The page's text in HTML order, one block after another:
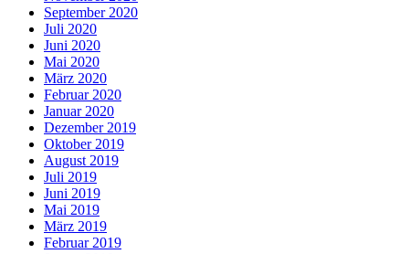
September 2020
Juli 2020
Juni 2020
Mai 2020
März 2020
Februar 2020
Januar 2020
Dezember 2019
Oktober 2019
August 2019
Juli 2019
Juni 2019
Mai 2019
März 2019
Februar 2019